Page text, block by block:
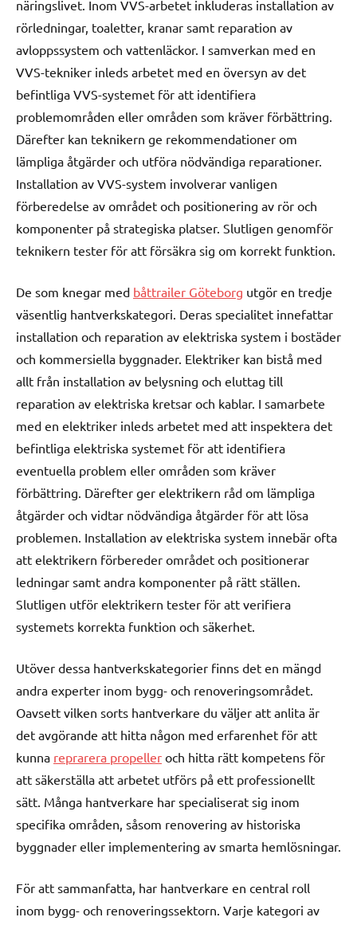
näringslivet. Inom VVS-arbetet inkluderas installation av
rörledningar, toaletter, kranar samt reparation av
avloppssystem och vattenläckor. I samverkan med en
VVS-tekniker inleds arbetet med en översyn av det
befintliga VVS-systemet för att identifiera
problemområden eller områden som kräver förbättring.
Därefter kan teknikern ge rekommendationer om
lämpliga åtgärder och utföra nödvändiga reparationer.
Installation av VVS-system involverar vanligen
förberedelse av området och positionering av rör och
komponenter på strategiska platser. Slutligen genomför
teknikern tester för att försäkra sig om korrekt funktion.
De som knegar med båttrailer Göteborg utgör en tredje
väsentlig hantverkskategori. Deras specialitet innefattar
installation och reparation av elektriska system i bostäder
och kommersiella byggnader. Elektriker kan bistå med
allt från installation av belysning och eluttag till
reparation av elektriska kretsar och kablar. I samarbete
med en elektriker inleds arbetet med att inspektera det
befintliga elektriska systemet för att identifiera
eventuella problem eller områden som kräver
förbättring. Därefter ger elektrikern råd om lämpliga
åtgärder och vidtar nödvändiga åtgärder för att lösa
problemen. Installation av elektriska system innebär ofta
att elektrikern förbereder området och positionerar
ledningar samt andra komponenter på rätt ställen.
Slutligen utför elektrikern tester för att verifiera
systemets korrekta funktion och säkerhet.
Utöver dessa hantverkskategorier finns det en mängd
andra experter inom bygg- och renoveringsområdet.
Oavsett vilken sorts hantverkare du väljer att anlita är
det avgörande att hitta någon med erfarenhet för att
kunna reprarera propeller och hitta rätt kompetens för
att säkerställa att arbetet utförs på ett professionellt
sätt. Många hantverkare har specialiserat sig inom
specifika områden, såsom renovering av historiska
byggnader eller implementering av smarta hemlösningar.
För att sammanfatta, har hantverkare en central roll
inom bygg- och renoveringssektorn. Varje kategori av